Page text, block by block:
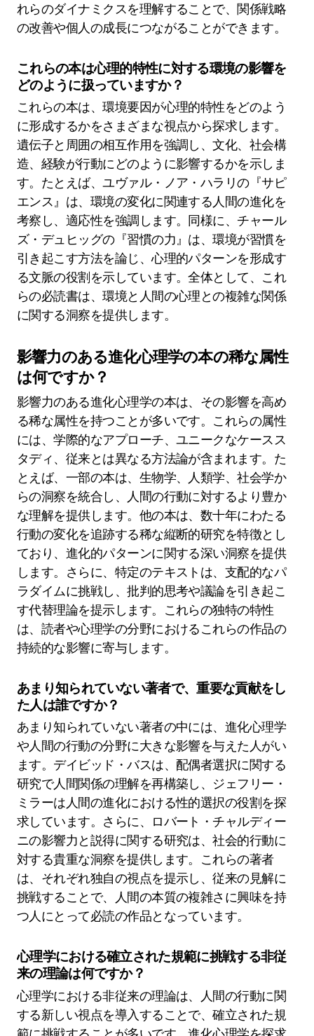
れらのダイナミクスを理解することで、関係戦略
の改善や個人の成長につながることができます。
これらの本は心理的特性に対する環境の影響を
どのように扱っていますか？
これらの本は、環境要因が心理的特性をどのよう
に形成するかをさまざまな視点から探求します。
遺伝子と周囲の相互作用を強調し、文化、社会構
造、経験が行動にどのように影響するかを示しま
す。たとえば、ユヴァル・ノア・ハラリの『サピ
エンス』は、環境の変化に関連する人間の進化を
考察し、適応性を強調します。同様に、チャール
ズ・デュヒッグの『習慣の力』は、環境が習慣を
引き起こす方法を論じ、心理的パターンを形成す
る文脈の役割を示しています。全体として、これ
らの必読書は、環境と人間の心理との複雑な関係
に関する洞察を提供します。
影響力のある進化心理学の本の稀な属性
は何ですか？
影響力のある進化心理学の本は、その影響を高め
る稀な属性を持つことが多いです。これらの属性
には、学際的なアプローチ、ユニークなケースス
タディ、従来とは異なる方法論が含まれます。た
とえば、一部の本は、生物学、人類学、社会学か
らの洞察を統合し、人間の行動に対するより豊か
な理解を提供します。他の本は、数十年にわたる
行動の変化を追跡する稀な縦断的研究を特徴とし
ており、進化的パターンに関する深い洞察を提供
します。さらに、特定のテキストは、支配的なパ
ラダイムに挑戦し、批判的思考や議論を引き起こ
す代替理論を提示します。これらの独特の特性
は、読者や心理学の分野におけるこれらの作品の
持続的な影響に寄与します。
あまり知られていない著者で、重要な貢献をし
た人は誰ですか？
あまり知られていない著者の中には、進化心理学
や人間の行動の分野に大きな影響を与えた人がい
ます。デイビッド・バスは、配偶者選択に関する
研究で人間関係の理解を再構築し、ジェフリー・
ミラーは人間の進化における性的選択の役割を探
求しています。さらに、ロバート・チャルディー
ニの影響力と説得に関する研究は、社会的行動に
対する貴重な洞察を提供します。これらの著者
は、それぞれ独自の視点を提示し、従来の見解に
挑戦することで、人間の本質の複雑さに興味を持
つ人にとって必読の作品となっています。
心理学における確立された規範に挑戦する非従
来の理論は何ですか？
心理学における非従来の理論は、人間の行動に関
する新しい視点を導入することで、確立された規